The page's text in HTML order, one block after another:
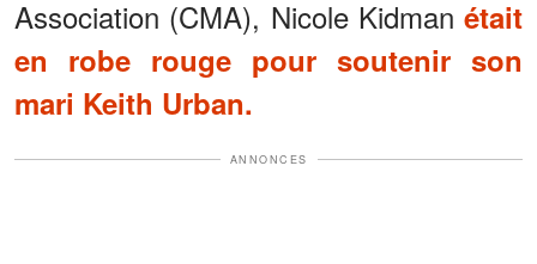
Association (CMA), Nicole Kidman était
en robe rouge pour soutenir son
mari Keith Urban.
ANNONCES